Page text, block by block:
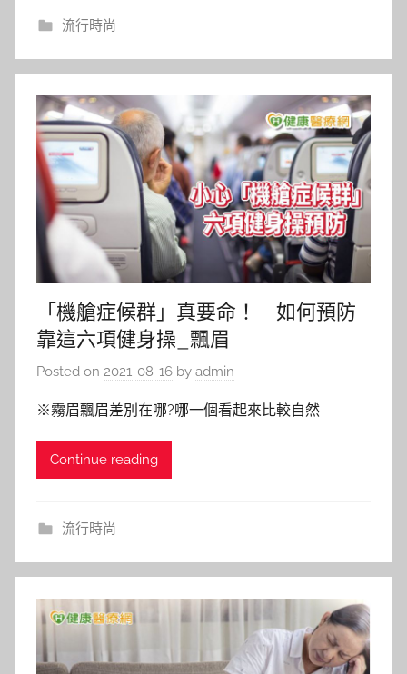
流行時尚
「機艙症候群」真要命！ 如何預防
靠這六項健身操_飄眉
Posted on 2021-08-16 by admin
※霧眉飄眉差別在哪?哪一個看起來比較自然
Continue reading
流行時尚